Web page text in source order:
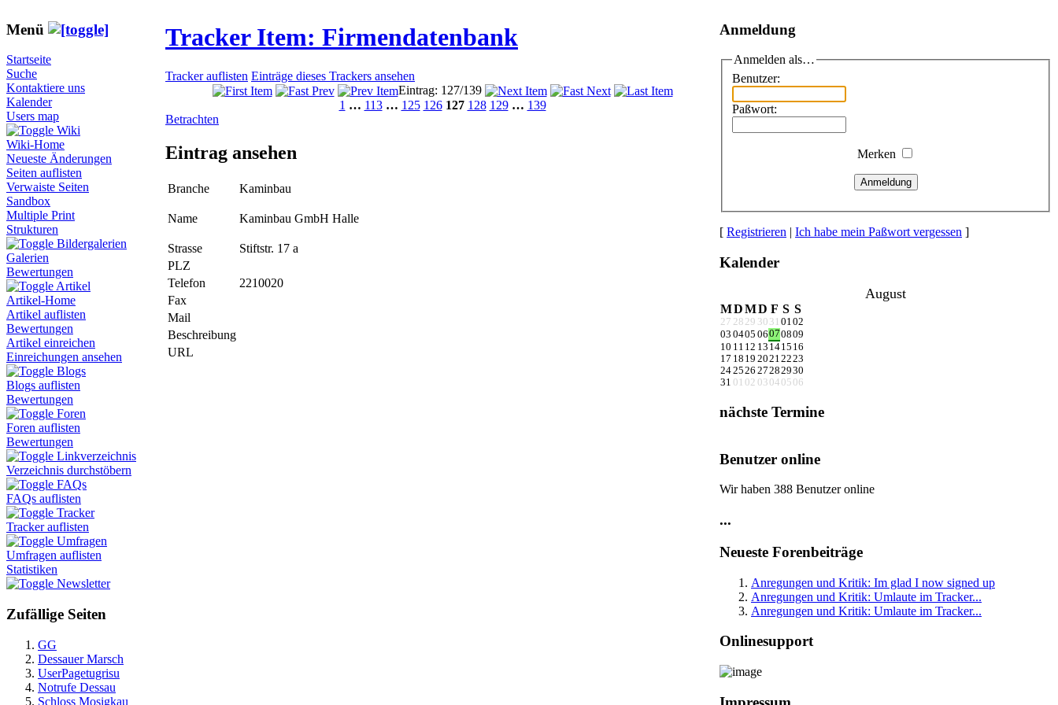
Menü
Startseite
Suche
Kontaktiere uns
Kalender
Users map
Wiki
Wiki-Home
Neueste Änderungen
Seiten auflisten
Verwaiste Seiten
Sandbox
Multiple Print
Strukturen
Bildergalerien
Galerien
Bewertungen
Artikel
Artikel-Home
Artikel auflisten
Bewertungen
Artikel einreichen
Einreichungen ansehen
Blogs
Blogs auflisten
Bewertungen
Foren
Foren auflisten
Bewertungen
Linkverzeichnis
Verzeichnis durchstöbern
FAQs
FAQs auflisten
Tracker
Tracker auflisten
Umfragen
Umfragen auflisten
Statistiken
Newsletter
Zufällige Seiten
GG
Dessauer Marsch
UserPagetugrisu
Notrufe Dessau
Schloss Mosigkau
Tracker Item: Firmendatenbank
Tracker auflisten Einträge dieses Trackers ansehen
Eintrag: 127/139
1 … 113 … 125 126 127 128 129 … 139
Betrachten
Eintrag ansehen
Branche Kaminbau
Name Kaminbau GmbH Halle
Strasse
Stiftstr. 17 a
PLZ
Telefon
2210020
Fax
Mail
Beschreibung
URL
Anmeldung
Anmelden als…
Benutzer:
Paßwort:
Merken
Anmeldung
[ Registrieren | Ich habe mein Paßwort vergessen ]
Kalender
August
MDMD F S S
27 28 29 30 31 0102
03 0405 06070809
10 11 12 13 1415 16
17 18 19 20212223
242526 27282930
31 01 02 03 04 05 06
nächste Termine
Benutzer online
Wir haben 388 Benutzer online
...
Neueste Forenbeiträge
Anregungen und Kritik: Im glad I now signed up
Anregungen und Kritik: Umlaute im Tracker...
Anregungen und Kritik: Umlaute im Tracker...
Onlinesupport